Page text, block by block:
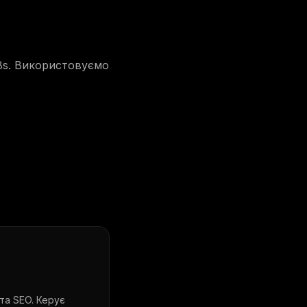
Використовуємо
SEO. Керує